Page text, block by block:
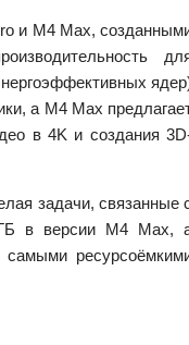
и M4 Max,
а M4 Max
в 4K и создания
задачи, связанные
в версии M4 Max,
самыми